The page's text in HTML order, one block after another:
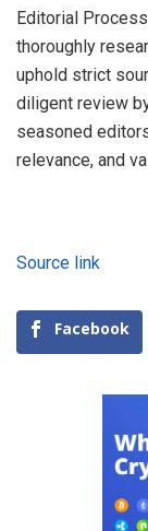
Editorial
thoroughly
uphold strict
diligent review
seasoned
relevance, and
Source link
Facebook